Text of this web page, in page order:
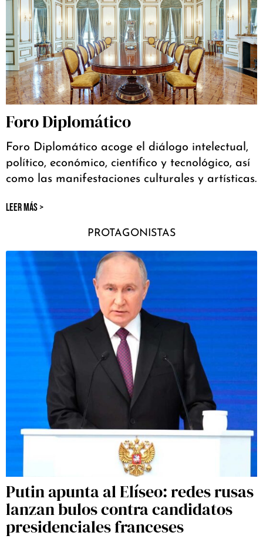
Foro Diplomático
Foro Diplomático acoge el diálogo intelectual,
político, económico, científico y tecnológico, así
como las manifestaciones culturales y artísticas.
LEER MÁS >
PROTAGONISTAS
Putin apunta al Elíseo: redes rusas
lanzan bulos contra candidatos
presidenciales franceses